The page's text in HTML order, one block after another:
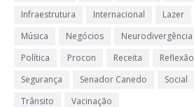
Infraestrutura
Internacional Lazer
Música
Negócios Neurodivergência
Política
Procon Receita Reflexão
Segurança
Senador Canedo Social
Trânsito
Vacinação